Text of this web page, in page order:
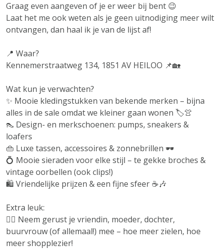
Graag even aangeven of je er weer bij bent 😉
Laat het me ook weten als je geen uitnodiging meer wilt
ontvangen, dan haal ik je van de lijst af!
📍 Waar?
Kennemerstraatweg 134, 1851 AV HEILOO 📌🏡
Wat kun je verwachten?
✨ Mooie kledingstukken van bekende merken – bijna
alles in de sale omdat we kleiner gaan wonen 🏷️👚
👠 Design- en merkschoenen: pumps, sneakers &
loafers
👜 Luxe tassen, accessoires & zonnebrillen 🕶️
💍 Mooie sieraden voor elke stijl – te gekke broches &
vintage oorbellen (ook clips!)
🛍️ Vriendelijke prijzen & een fijne sfeer ☕🎶
Extra leuk:
👯‍♀️ Neem gerust je vriendin, moeder, dochter,
buurvrouw (of allemaal!) mee – hoe meer zielen, hoe
meer shopplezier!